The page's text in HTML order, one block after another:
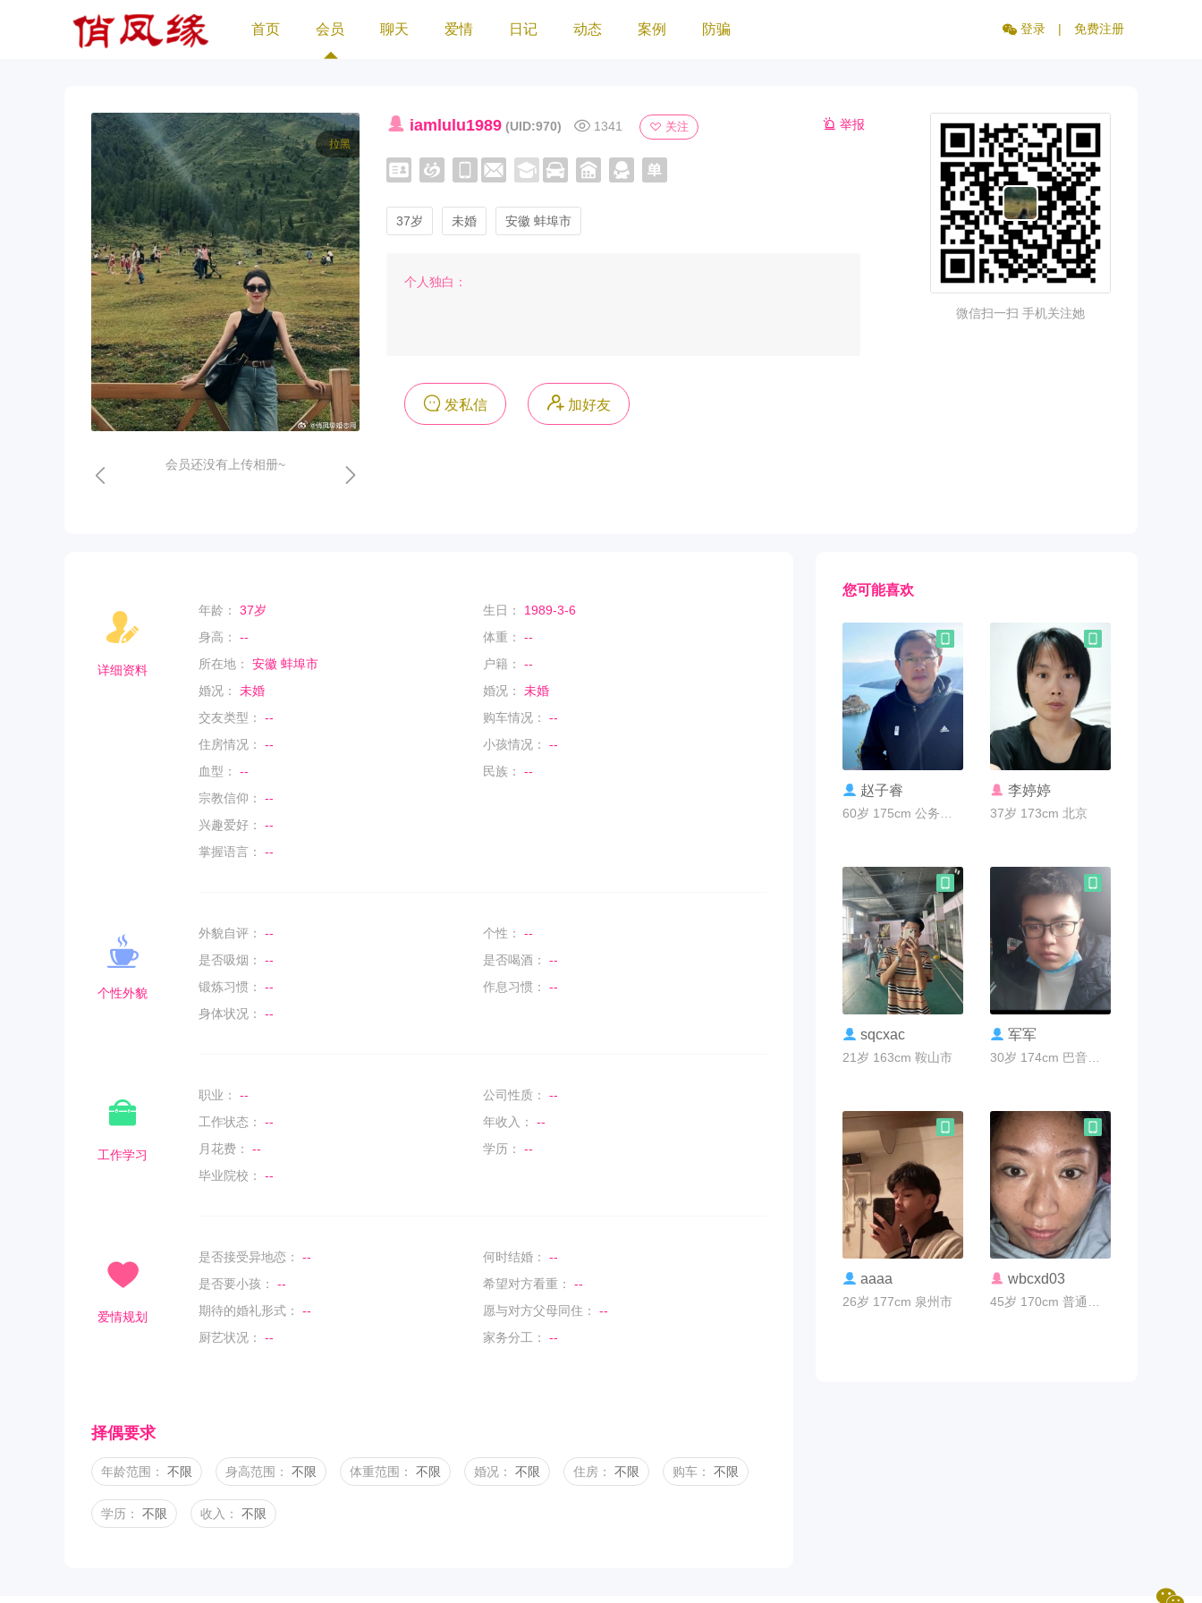
首页 会员 聊天 爱情 日记 动态 案例 防骗 登录 | 免费注册
拉黑
会员还没有上传相册~
iamlulu1989 (UID:970) 1341 关注 举报
37岁 未婚 安徽 蚌埠市
个人独白：
发私信 加好友
微信扫一扫 手机关注她
详细资料
年龄： 37岁 生日：
1989-3-6
身高：
-- 体重：
--
所在地：
安徽 蚌埠市 户籍：
--
婚况：
未婚 婚况：
未婚
交友类型：
-- 购车情况：
--
住房情况：
-- 小孩情况：
--
血型：
-- 民族：
--
宗教信仰：
--
兴趣爱好：
--
掌握语言：
--
个性外貌
外貌自评： -- 个性：
--
是否吸烟：
-- 是否喝酒：
--
锻炼习惯：
-- 作息习惯：
--
身体状况：
--
工作学习
职业： -- 公司性质：
--
工作状态：
-- 年收入：
--
月花费：
-- 学历：
--
毕业院校：
--
爱情规划
是否接受异地恋： -- 何时结婚：
--
是否要小孩：
-- 希望对方看重：
--
期待的婚礼形式：
-- 愿与对方父母同住：
--
厨艺状况：
-- 家务分工： --
择偶要求
年龄范围： 不限 身高范围： 不限 体重范围： 不限 婚况： 不限 住房： 不限 购车： 不限
学历： 不限 收入： 不限
您可能喜欢
联系TA
赵子睿 联系TA
李婷婷
37岁 173cm 北京
联系TA
sqcxac
21岁 163cm 鞍山市
联系TA
军军
联系TA
aaaa
26岁 177cm 泉州市
联系TA
wbcxd03